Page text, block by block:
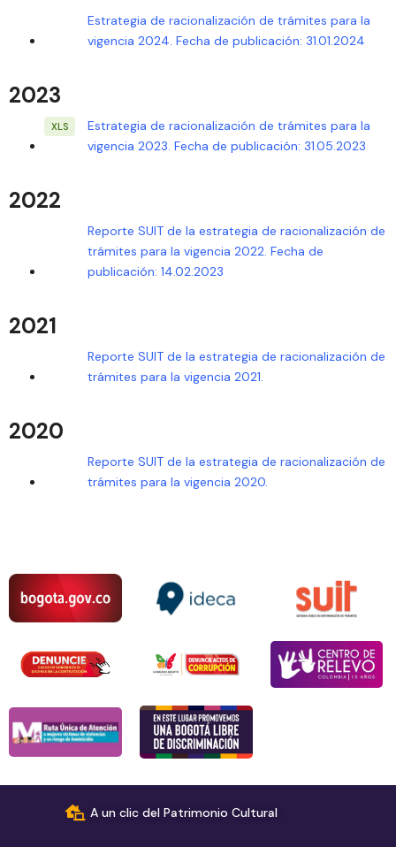
Estrategia de racionalización de trámites para la
vigencia 2024. Fecha de publicación: 31.01.2024
2023
Estrategia de racionalización de trámites para la
vigencia 2023. Fecha de publicación: 31.05.2023
2022
Reporte SUIT de la estrategia de racionalización de
trámites para la vigencia 2022. Fecha de
publicación: 14.02.2023
2021
Reporte SUIT de la estrategia de racionalización de
trámites para la vigencia 2021.
2020
Reporte SUIT de la estrategia de racionalización de
trámites para la vigencia 2020.
A un clic del Patrimonio Cultural